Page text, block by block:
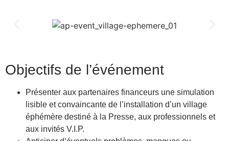
Objectifs de l’événement
Présenter aux partenaires financeurs une simulation
lisible et convaincante de l’installation d’un village
éphémère destiné à la Presse, aux professionnels et
aux invités V.I.P.